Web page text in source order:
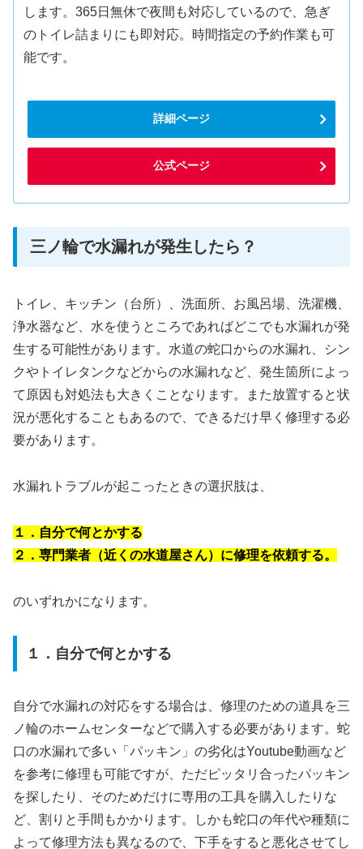
します。365日無休で夜間も対応しているので、急ぎ
のトイレ詰まりにも即対応。時間指定の予約作業も可
能です。
詳細ページ
公式ページ
三ノ輪で水漏れが発生したら？
トイレ、キッチン（台所）、洗面所、お風呂場、洗濯機、
浄水器など、水を使うところであればどこでも水漏れが発
生する可能性があります。水道の蛇口からの水漏れ、シン
クやトイレタンクなどからの水漏れなど、発生箇所によっ
て原因も対処法も大きくことなります。また放置すると状
況が悪化することもあるので、できるだけ早く修理する必
要があります。
水漏れトラブルが起こったときの選択肢は、
１．自分で何とかする
２．専門業者（近くの水道屋さん）に修理を依頼する。
のいずれかになります。
１．自分で何とかする
自分で水漏れの対応をする場合は、修理のための道具を三
ノ輪のホームセンターなどで購入する必要があります。蛇
口の水漏れで多い「パッキン」の劣化はYoutube動画など
を参考に修理も可能ですが、ただピッタリ合ったパッキン
を探したり、そのためだけに専用の工具を購入したりな
ど、割りと手間もかかります。しかも蛇口の年代や種類に
よって修理方法も異なるので、下手をすると悪化させてし